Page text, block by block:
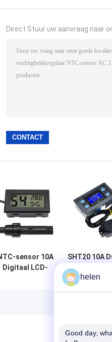
Direct Stuur uw aanvraag naar
sensor 10A
Digitaal LCD-
SHT20 10A
helen
Good day,